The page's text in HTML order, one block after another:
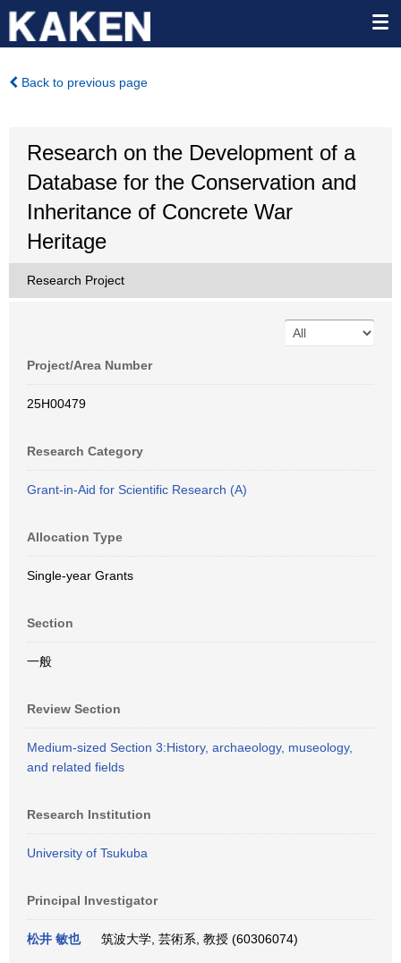
Back to previous page
Research on the Development of a
Database for the Conservation and
Inheritance of Concrete War
Heritage
Research Project
Project/Area Number
25H00479
Research Category
Grant-in-Aid for Scientific Research (A)
Allocation Type
Single-year Grants
Section
一般
Review Section
Medium-sized Section 3:History, archaeology, museology,
and related fields
Research Institution
University of Tsukuba
Principal Investigator
松井 敏也 筑波大学, 芸術系, 教授 (60306074)